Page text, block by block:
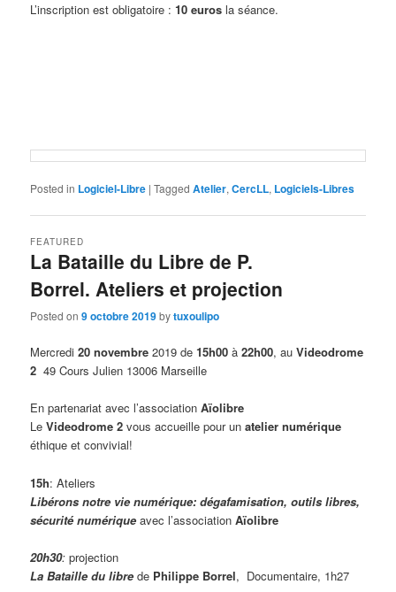
L’inscription est obligatoire :10 euros la séance.
Posted in Logiciel-Libre |Tagged Atelier,CercLL, Logiciels-Libres
La Bataille du Libre de P.
Borrel. Ateliers et projection
FEATURED
Posted on9 octobre 2019bytuxoulipo
Mercredi 20 novembre 2019 de15h00 à 22h00, auVideodrome
2 49 Cours Julien 13006 Marseille
En partenariat avec l’associationAïolibre
LeVideodrome 2 vous accueille pour un atelier numérique
éthique et convivial!
15h: Ateliers
Libérons notre vie numérique: dégafamisation, outils libres,
sécurité numériqueavec l’associationAïolibre
20h30:projection
La Bataille du librede Philippe Borrel, Documentaire, 1h27